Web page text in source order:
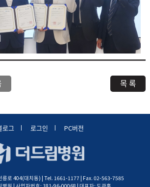
목 록
로그 로그인 PC버전
릉로 404(대치동) | Tel. 1661-1177 | Fax. 02-563-7585